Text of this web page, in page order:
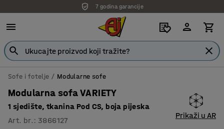
7 godina garancije
Sofe i fotelje Modularne sofe
Modularna sofa VARIETY
1 sjedište, tkanina Pod CS, boja pijeska
Art. br. : 3866127
Prikaži u AR